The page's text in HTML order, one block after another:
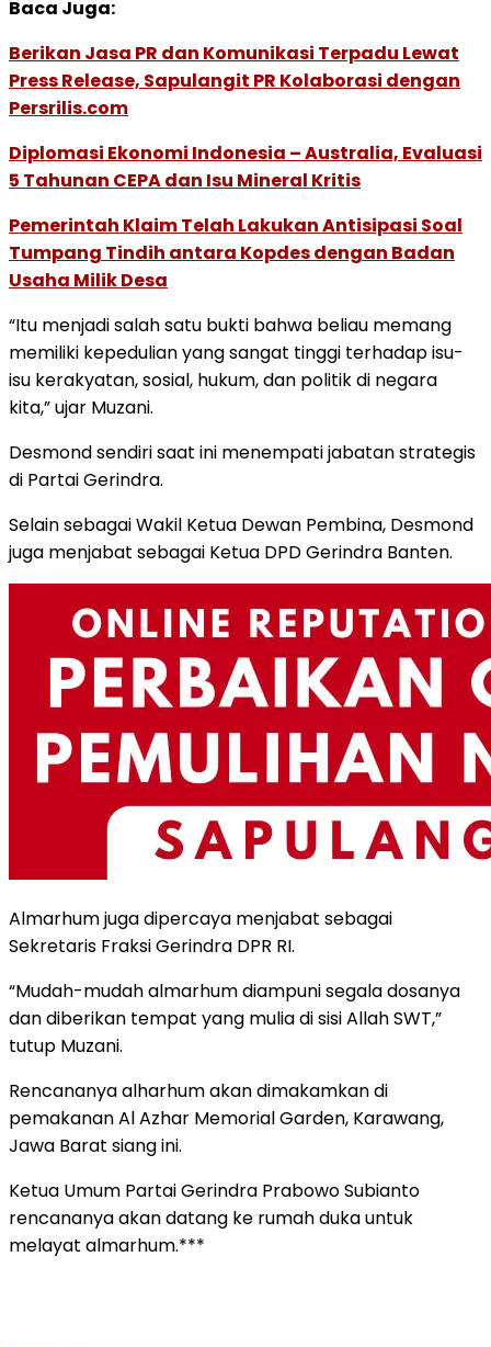
Baca Juga:
Berikan Jasa PR dan Komunikasi Terpadu Lewat
Press Release, Sapulangit PR Kolaborasi dengan
Persrilis.com
Diplomasi Ekonomi Indonesia – Australia, Evaluasi
5 Tahunan CEPA dan Isu Mineral Kritis
Pemerintah Klaim Telah Lakukan Antisipasi Soal
Tumpang Tindih antara Kopdes dengan Badan
Usaha Milik Desa
“Itu menjadi salah satu bukti bahwa beliau memang
memiliki kepedulian yang sangat tinggi terhadap isu-
isu kerakyatan, sosial, hukum, dan politik di negara
kita,” ujar Muzani.
Desmond sendiri saat ini menempati jabatan strategis
di Partai Gerindra.
Selain sebagai Wakil Ketua Dewan Pembina, Desmond
juga menjabat sebagai Ketua DPD Gerindra Banten.
Almarhum juga dipercaya menjabat sebagai
Sekretaris Fraksi Gerindra DPR RI.
“Mudah-mudah almarhum diampuni segala dosanya
dan diberikan tempat yang mulia di sisi Allah SWT,”
tutup Muzani.
Rencananya alharhum akan dimakamkan di
pemakanan Al Azhar Memorial Garden, Karawang,
Jawa Barat siang ini.
Ketua Umum Partai Gerindra Prabowo Subianto
rencananya akan datang ke rumah duka untuk
melayat almarhum.***